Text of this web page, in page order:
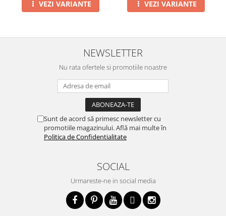
VEZI VARIANTE VEZI VARIANTE
NEWSLETTER
Nu rata ofertele si promotiile noastre
Sunt de acord să primesc newsletter cu
promotiile magazinului. Află mai multe în
Politica de Confidentialitate
SOCIAL
Urmareste-ne in social media